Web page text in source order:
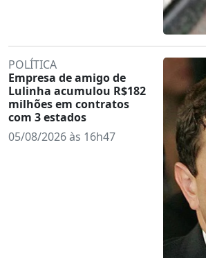
POLÍTICA
Empresa de amigo de
Lulinha acumulou R$182
milhões em contratos
com 3 estados
05/08/2026 às 16h47